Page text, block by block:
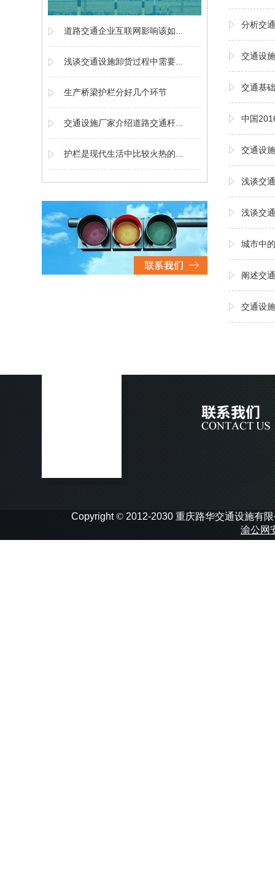
道路交通企业互联网影响该如...
浅谈交通设施卸货过程中需要...
生产桥梁护栏分好几个环节
交通设施厂家介绍道路交通杆...
护栏是现代生活中比较火热的...
分析交
交通设
交通基
中国
交通设
浅谈交
浅谈交
城市中
阐述交
交通设
Copyright© 2012-2030 重庆路华交通设施有
渝公网